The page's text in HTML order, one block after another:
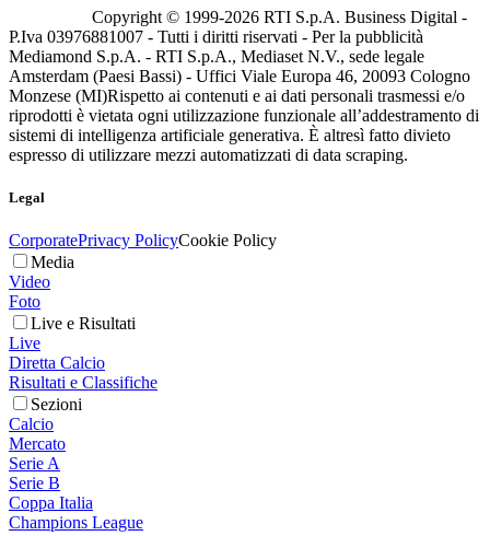
Copyright © 1999-2026 RTI S.p.A. Business Digital -
P.Iva 03976881007 - Tutti i diritti riservati - Per la pubblicità
Mediamond S.p.A. - RTI S.p.A., Mediaset N.V., sede legale
Amsterdam (Paesi Bassi) - Uffici Viale Europa 46, 20093 Cologno
Monzese (MI)Rispetto ai contenuti e ai dati personali trasmessi e/o
riprodotti è vietata ogni utilizzazione funzionale all’addestramento di
sistemi di intelligenza artificiale generativa. È altresì fatto divieto
espresso di utilizzare mezzi automatizzati di data scraping.
Legal
CorporatePrivacy PolicyCookie Policy
Media
Video
Foto
Live e Risultati
Live
Diretta Calcio
Risultati e Classifiche
Sezioni
Calcio
Mercato
Serie A
Serie B
Coppa Italia
Champions League